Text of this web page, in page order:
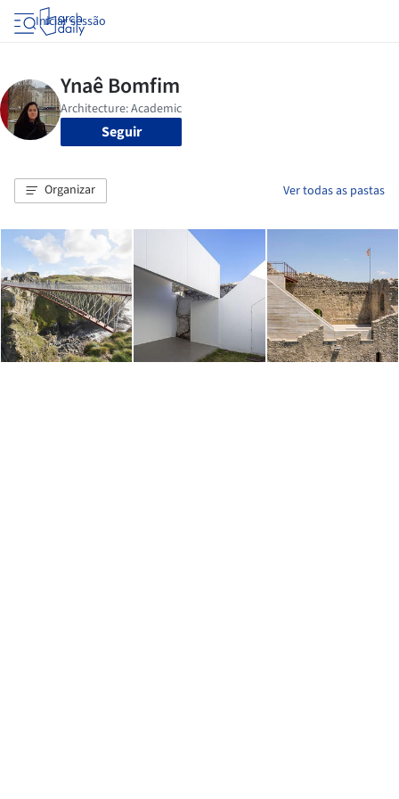
Iniciar sessão
Seguir
Organizar Ver todas as pastas